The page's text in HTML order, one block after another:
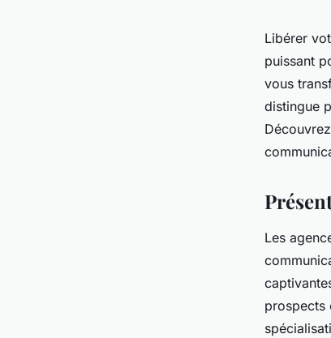
Libérez votre
agence motion
Libérer
puissant
vous
distingue
Les
prospects